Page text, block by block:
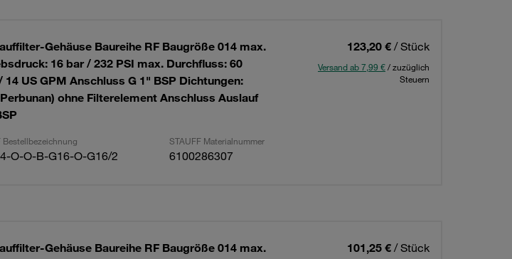
Gehäuse Baureihe RF Baugröße 014 max.
16 bar / 232 PSI max. Durchfluss: 60
14 US GPM Anschluss G 1" BSP Dichtungen:
ohne Filterelement Anschluss Auslauf
123,20 € / Stück
Versand ab 7,99 €/ zuzüglich
Steuern
Bestellbezeichnung STAUFF Materialnummer
O-O-B-G16-O-G16/2 6100286307
Gehäuse Baureihe RF Baugröße 014 max.
101,25 € / Stück